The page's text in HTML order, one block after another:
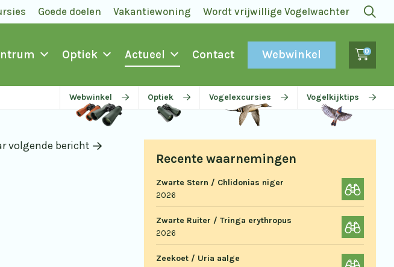
Goede doelen Vakantiewoning Wordt vrijwillige Vogelwachter
Optiek Actueel Contact Webwinkel 0
Webwinkel Optiek Vogelexcursies Vogelkijktips
Recente waarnemingen
Zwarte Stern / Chlidonias niger
2026
Zwarte Ruiter / Tringa erythropus
2026
Zeekoet / Uria aalge
volgende bericht